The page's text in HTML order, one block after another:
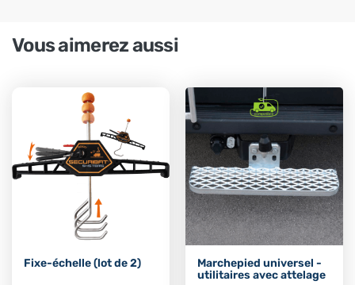
Vous aimerez aussi
Fixe-échelle (lot de 2)
Marchepied universel -
utilitaires avec attelage